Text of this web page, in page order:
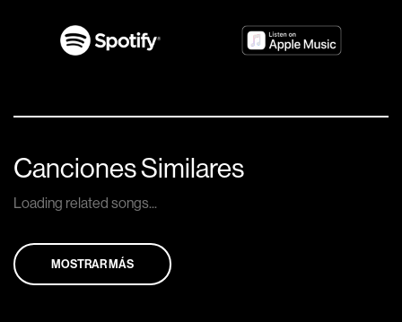
Canciones Similares
Loading related songs...
MOSTRAR MÁS